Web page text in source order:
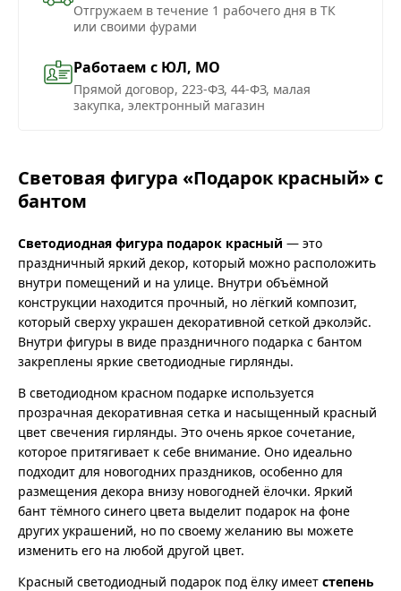
Отгружаем в течение 1 рабочего дня в ТК
или своими фурами
Работаем с ЮЛ, МО
Прямой договор, 223-ФЗ, 44-ФЗ, малая
закупка, электронный магазин
Световая фигура «Подарок красный» с
бантом
Светодиодная фигура подарок красный — это
праздничный яркий декор, который можно расположить
внутри помещений и на улице. Внутри объёмной
конструкции находится прочный, но лёгкий композит,
который сверху украшен декоративной сеткой дэколэйс.
Внутри фигуры в виде праздничного подарка с бантом
закреплены яркие светодиодные гирлянды.
В светодиодном красном подарке используется
прозрачная декоративная сетка и насыщенный красный
цвет свечения гирлянды. Это очень яркое сочетание,
которое притягивает к себе внимание. Оно идеально
подходит для новогодних праздников, особенно для
размещения декора внизу новогодней ёлочки. Яркий
бант тёмного синего цвета выделит подарок на фоне
других украшений, но по своему желанию вы можете
изменить его на любой другой цвет.
Красный светодиодный подарок под ёлку имеет степень